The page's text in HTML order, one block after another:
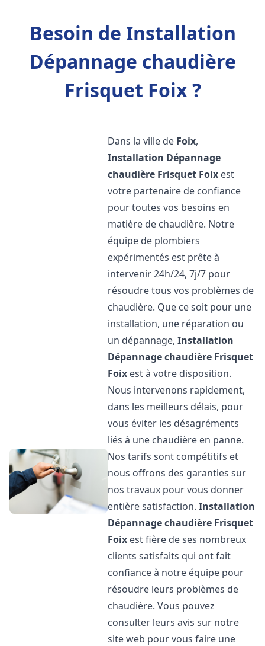
Besoin de Installation
Dépannage chaudière
Frisquet Foix ?
Dans la ville de Foix,
Installation Dépannage
chaudière Frisquet Foix est
votre partenaire de confiance
pour toutes vos besoins en
matière de chaudière. Notre
équipe de plombiers
expérimentés est prête à
intervenir 24h/24, 7j/7 pour
résoudre tous vos problèmes de
chaudière. Que ce soit pour une
installation, une réparation ou
un dépannage,Installation
Dépannage chaudière Frisquet
Foix est à votre disposition.
Nous intervenons rapidement,
dans les meilleurs délais, pour
vous éviter les désagréments
liés à une chaudière en panne.
Nos tarifs sont compétitifs et
nous offrons des garanties sur
nos travaux pour vous donner
entière satisfaction.Installation
Dépannage chaudière Frisquet
Foix est fière de ses nombreux
clients satisfaits qui ont fait
confiance à notre équipe pour
résoudre leurs problèmes de
chaudière. Vous pouvez
consulter leurs avis sur notre
site web pour vous faire une